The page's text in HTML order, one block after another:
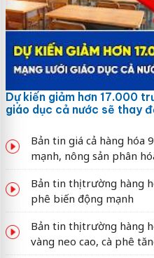
Dự kiến giảm hơn 17.000
giáo dục cả nước sẽ thay
Bản tin giá cả hàng hóa
mạnh, nông sản phân
Bản tin thị trường hàng
phê biến động mạnh
Bản tin thị trường hàng
vàng neo cao, cà phê